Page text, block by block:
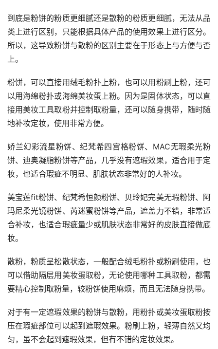
到底是粉饼的粉质更细腻还是散粉的粉质更细腻，无法从品
类上进行区别，只能根据具体产品的使用效果上进行区分。
所以，这导致粉饼与散粉的区别主要在于形态上与方便与否
上。
粉饼，可以直接用绒毛粉扑上粉，也可以用粉刷上粉，还可
以用海绵粉扑或海绵美妆蛋上粉。因为是固体状态，可以直
接用美妆工具取粉并控制取粉量，还可以随身携带，随时随
地补妆定妆，使用非常方便。
娇兰幻彩流星粉饼、纪梵希四宫格粉饼、MAC无瑕柔光粉
饼、迪奥凝脂粉饼等产品，几乎没有遮瑕效果，适合用于定
妆，也适合瑕疵不明显、肌肤状态非常好的人补妆。
美宝莲fit粉饼、纪梵希恒颜粉饼、贝玲妃完美无瑕粉饼、阿
玛尼柔光镜粉饼、芮迷蜜粉饼等产品，遮盖力不错，非常适
合补妆，也适合瑕疵量少或肌肤状态非常好的皮肤直接做底
妆。
散粉，粉质呈松散状态，一般配合绒毛粉扑或粉刷使用，也
可以借助隔层用美妆蛋取粉，无论使用哪种工具取粉，都需
要精心控制取粉量，较粉饼使用麻烦，而且无法随身携带。
对于有一定遮瑕效果的粉饼与散粉，用粉扑或美妆蛋取粉按
压在瑕疵部位可以起到遮瑕效果。粉刷上粉，轻薄自然又均
匀，虽不会起到遮瑕效果，但有不错的定妆效果。